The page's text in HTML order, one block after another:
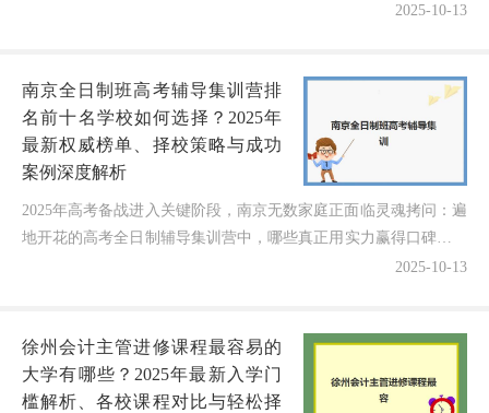
大...
2025-10-13
南京全日制班高考辅导集训营排
名前十名学校如何选择？2025年
最新权威榜单、择校策略与成功
案例深度解析
2025年高考备战进入关键阶段，南京无数家庭正面临灵魂拷问：遍
地开花的高考全日制辅导集训营中，哪些真正用实力赢得口碑？权
威排名榜单有何依据？不同基础的学生如何匹配最适合的...2025-10-13
徐州会计主管进修课程最容易的
大学有哪些？2025年最新入学门
槛解析、各校课程对比与轻松择